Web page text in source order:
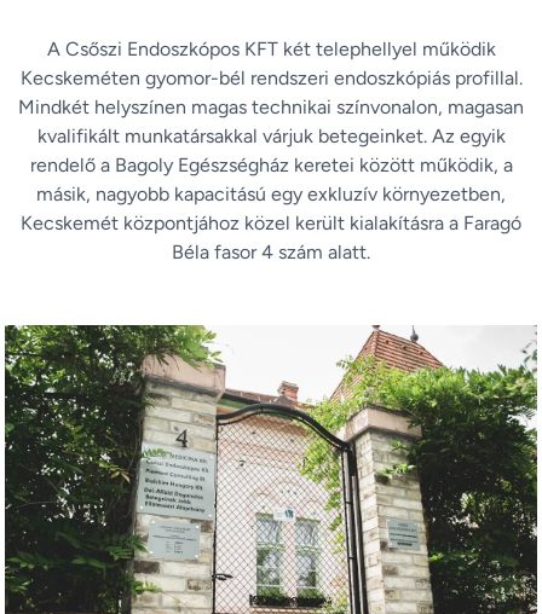
A Csőszi Endoszkópos KFT két telephellyel működik
Kecskeméten gyomor-bél rendszeri endoszkópiás profillal.
Mindkét helyszínen magas technikai színvonalon, magasan
kvalifikált munkatársakkal várjuk betegeinket. Az egyik
rendelő a Bagoly Egészségház keretei között működik, a
másik, nagyobb kapacitású egy exkluzív környezetben,
Kecskemét központjához közel került kialakításra a Faragó
Béla fasor 4 szám alatt.